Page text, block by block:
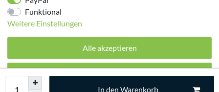
In den Warenkorb
© 2026 made by Supremo | Alle Rechte vorbehalten.
Funktional
Weitere Einstellungen
Alle akzeptieren